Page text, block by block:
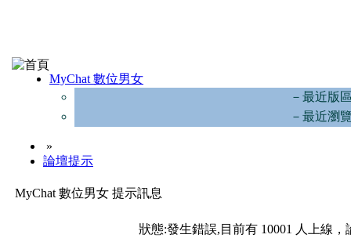
MyChat 數位男女
－最近版
－最近瀏
»
論壇提示
MyChat 數位男女 提示訊息
狀態:發生錯誤,目前有 10001 人上線